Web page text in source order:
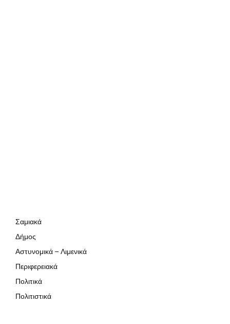
Σαμιακά
Δήμος
Αστυνομικά – Λιμενικά
Περιφερειακά
Πολιτικά
Πολιτιστικά